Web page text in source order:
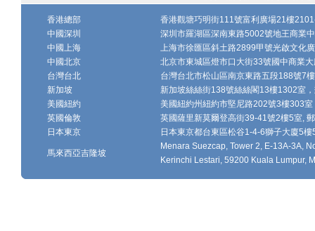
香港總部
香港觀塘巧明街111號富利廣場21樓
中國深圳
深圳市羅湖區深南東路5002號地王商業
中國上海
上海市徐匯區斜土路2899甲號光啟文化
中國北京
北京市東城區燈市口大街33號國中商業
台灣台北
台灣台北市松山區南京東路五段188號7
新加坡
新加坡絲絲街138號絲絲閣13樓1302室
美國紐約
美國紐約州紐約市堅尼路202號3樓303
英國倫敦
英國薩里新莫爾登高街39-41號2樓5室,
日本東京
日本東京都台東區松谷1-4-6獅子大廈5
馬來西亞吉隆坡
Menara Suezcap, Tower 2, E-13A-3A,
Kerinchi Lestari, 59200 Kuala Lumpur,